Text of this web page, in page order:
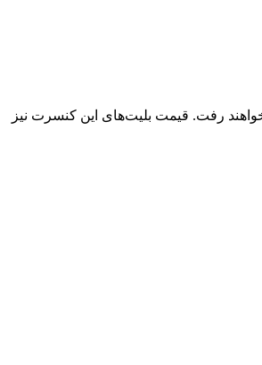
۲۰:۳۰ و ۲۲:۳۰ در سالن «تلاش» این شهر به روی صحنه خواهند رفت. قیمت بلیت‌های این کنسرت نیز